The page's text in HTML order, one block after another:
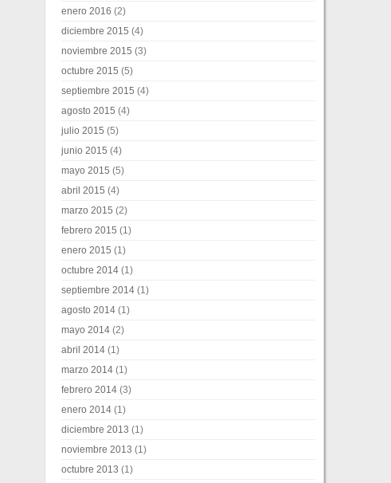
enero 2016 (2)
diciembre 2015 (4)
noviembre 2015 (3)
octubre 2015 (5)
septiembre 2015 (4)
agosto 2015 (4)
julio 2015 (5)
junio 2015 (4)
mayo 2015 (5)
abril 2015 (4)
marzo 2015 (2)
febrero 2015 (1)
enero 2015 (1)
octubre 2014 (1)
septiembre 2014 (1)
agosto 2014 (1)
mayo 2014 (2)
abril 2014 (1)
marzo 2014 (1)
febrero 2014 (3)
enero 2014 (1)
diciembre 2013 (1)
noviembre 2013 (1)
octubre 2013 (1)